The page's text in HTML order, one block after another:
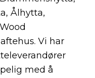
Ålhytta,
Vi har
med å